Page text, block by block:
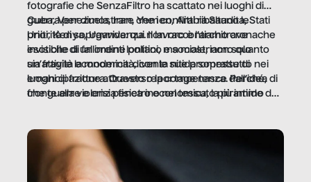
fotografie che SenzaFiltro ha scattato nei luoghi di
guerra per dimostrare che i conflitti ribaltano le
priorità di sopravvivenza. Il lavoro è l’architrave
invisibile di un ordine politico e sociale, non solo
un’attività economica: diventa nitida soprattutto nei
luoghi di frattura. Questo reportage nasce dall’idea
che guerre e crisi penetrino nel tessuto più intimo
Cuba, Venezuela, Iran, Yemen, Arabia Saudita, Stati
Uniti, Kenya, Uganda: qui non raccontiamo cronache
esotiche di fallimenti lontani, ma mostriamo quanto
sia fragile la modernità, con le sue promesse di
emancipazione attraverso la competenza. Perché, di
fronte alla violenza fisica o economica, la piramide del